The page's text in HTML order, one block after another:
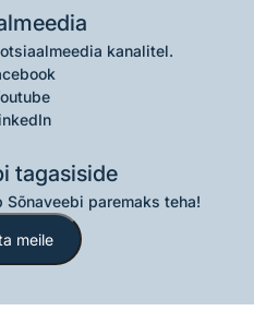
kanalitel.
tagasiside
paremaks teha!
meile